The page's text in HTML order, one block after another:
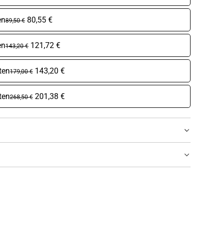
89,50 € 80,55 €
143,20 € 121,72 €
179,00 € 143,20 €
268,50 € 201,38 €